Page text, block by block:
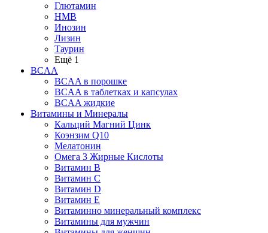
Глютамин
HMB
Инозин
Лизин
Таурин
Ещё 1
BCAA
BCAA в порошке
BCAA в таблетках и капсулах
BCAA жидкие
Витамины и Минералы
Кальций Магний Цинк
Коэнзим Q10
Мелатонин
Омега 3 Жирные Кислоты
Витамин B
Витамин C
Витамин D
Витамин E
Витаминно минеральный комплекс
Витамины для мужчин